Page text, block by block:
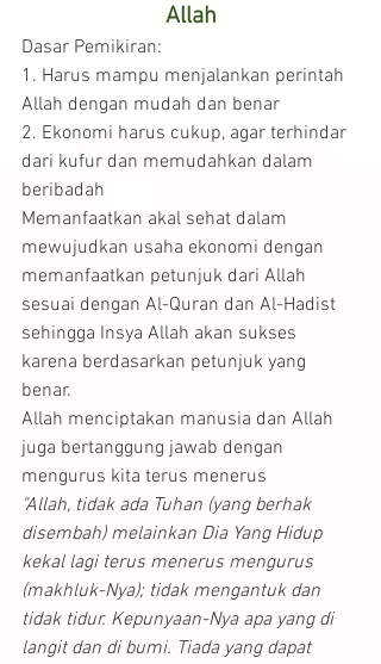
Allah
Dasar Pemikiran:
1. Harus mampu menjalankan perintah
Allah dengan mudah dan benar
2. Ekonomi harus cukup, agar terhindar
dari kufur dan memudahkan dalam
beribadah
Memanfaatkan akal sehat dalam
mewujudkan usaha ekonomi dengan
memanfaatkan petunjuk dari Allah
sesuai dengan Al-Quran dan Al-Hadist
sehingga Insya Allah akan sukses
karena berdasarkan petunjuk yang
benar.
Allah menciptakan manusia dan Allah
juga bertanggung jawab dengan
mengurus kita terus menerus
"Allah, tidak ada Tuhan (yang berhak
disembah) melainkan Dia Yang Hidup
kekal lagi terus menerus mengurus
(makhluk-Nya); tidak mengantuk dan
tidak tidur. Kepunyaan-Nya apa yang di
langit dan di bumi. Tiada yang dapat